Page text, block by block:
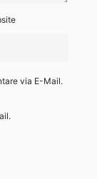
via E-Mail.